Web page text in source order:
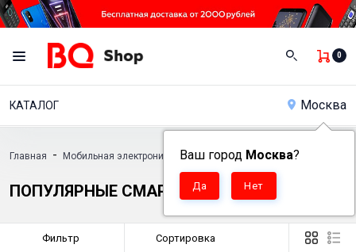
0
КАТАЛОГ Москва
Ваш город Москва?
Главная - Мобильная электроника - Смартфоны - Популярные
ПОПУЛЯРНЫЕ СМАРТФОНЫ
Фильтр Сортировка